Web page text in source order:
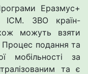
Еразмус+
ІСМ. ЗВО країн-
можуть взяти
Процес подання та
мобільності за
та є